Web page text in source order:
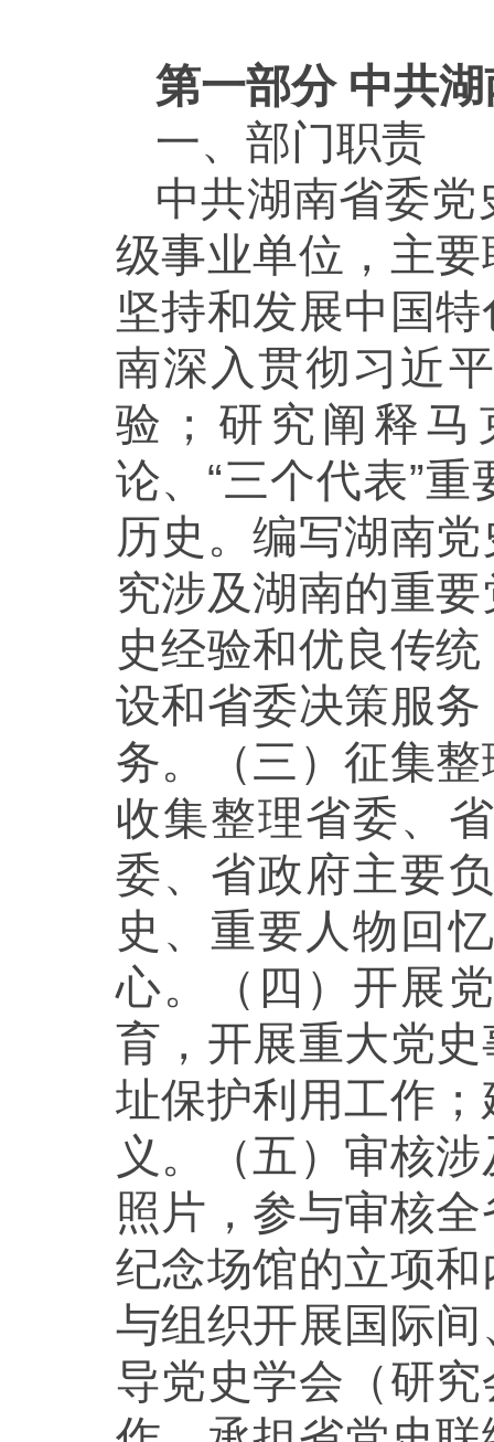
第一部分 中共
一、部门职责
中共湖南省委
级事业单位，主
坚持和发展中国
南深入贯彻习近
验；研究阐释马
论、“三个代表”
历史。编写湖南
究涉及湖南的重
史经验和优良传
设和省委决策服
务。（三）征集
收集整理省委、
委、省政府主要
史、重要人物回
心。（四）开展
育，开展重大党
址保护利用工作
义。（五）审核
照片，参与审核
纪念场馆的立项
与组织开展国际
导党史学会（研